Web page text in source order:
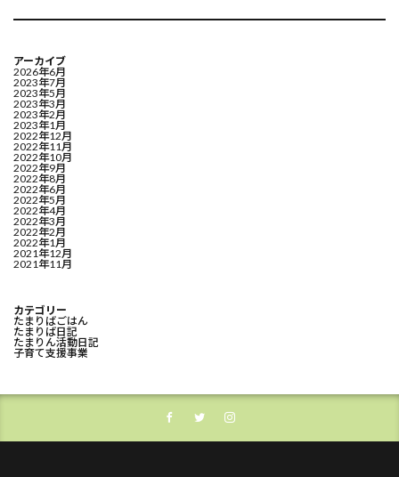
アーカイブ
2026年6月
2023年7月
2023年5月
2023年3月
2023年2月
2023年1月
2022年12月
2022年11月
2022年10月
2022年9月
2022年8月
2022年6月
2022年5月
2022年4月
2022年3月
2022年2月
2022年1月
2021年12月
2021年11月
カテゴリー
たまりばごはん
たまりば日記
たまりん活動日記
子育て支援事業